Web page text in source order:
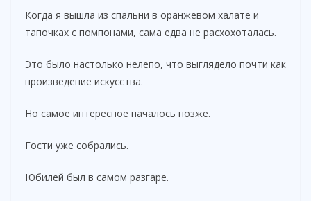
Когда я вышла из спальни в оранжевом халате и
тапочках с помпонами, сама едва не расхохоталась.
Это было настолько нелепо, что выглядело почти как
произведение искусства.
Но самое интересное началось позже.
Гости уже собрались.
Юбилей был в самом разгаре.